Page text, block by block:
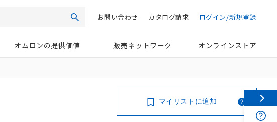
検索 ログイン/新規登録
カタログ請求
お問い合わせ
オムロンの提供価値 販売ネットワーク オンラインストア
マイリストに追加